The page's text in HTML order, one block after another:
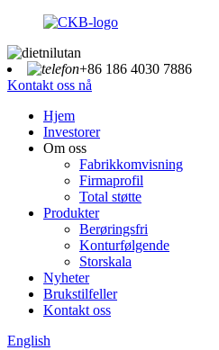
+86 186 4030 7886
Kontakt oss nå
Hjem
Investorer
Om oss
Fabrikkomvisning
Firmaprofil
Total støtte
Produkter
Berøringsfri
Konturfølgende
Storskala
Nyheter
Brukstilfeller
Kontakt oss
English